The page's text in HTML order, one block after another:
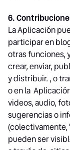
6.
La Aplicación
participar en
otras funciones,
crear, enviar,
y distribuir. , o
o en la
videos, audio,
sugerencias o
pueden ser